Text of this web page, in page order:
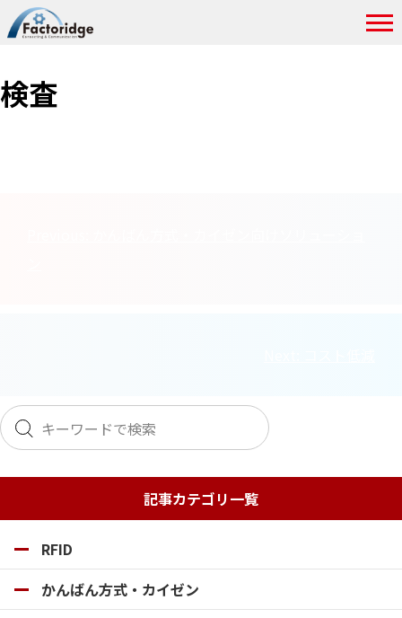
検査
ー
シ
ョ
ン
記事カテゴリ一覧
RFID
かんばん方式・カイゼン